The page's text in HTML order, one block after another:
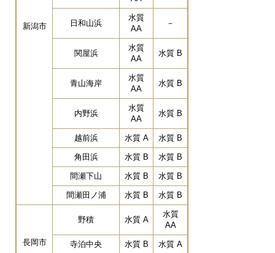
新潟市 日和山浜
水質
AA
－
関屋浜
水質
AA
水質 B
青山海岸
水質
AA
水質 B
内野浜
水質
AA
水質 B
越前浜 水質 A 水質 B
角田浜 水質 B 水質 B
間瀬下山 水質 B 水質 B
間瀬田ノ浦 水質 B 水質 B
長岡市
野積 水質 A
水質
AA
寺泊中央 水質 B 水質 A